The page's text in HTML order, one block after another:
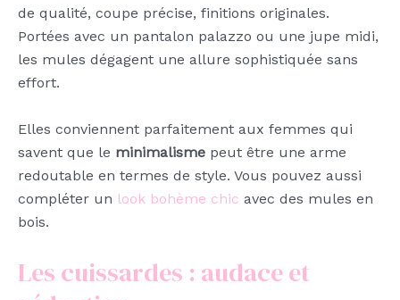
de qualité, coupe précise, finitions originales.
Portées avec un pantalon palazzo ou une jupe midi,
les mules dégagent une allure sophistiquée sans
effort.
Elles conviennent parfaitement aux femmes qui
savent que le minimalisme peut être une arme
redoutable en termes de style. Vous pouvez aussi
compléter un look bohème chic avec des mules en
bois.
Les cuissardes : audace et